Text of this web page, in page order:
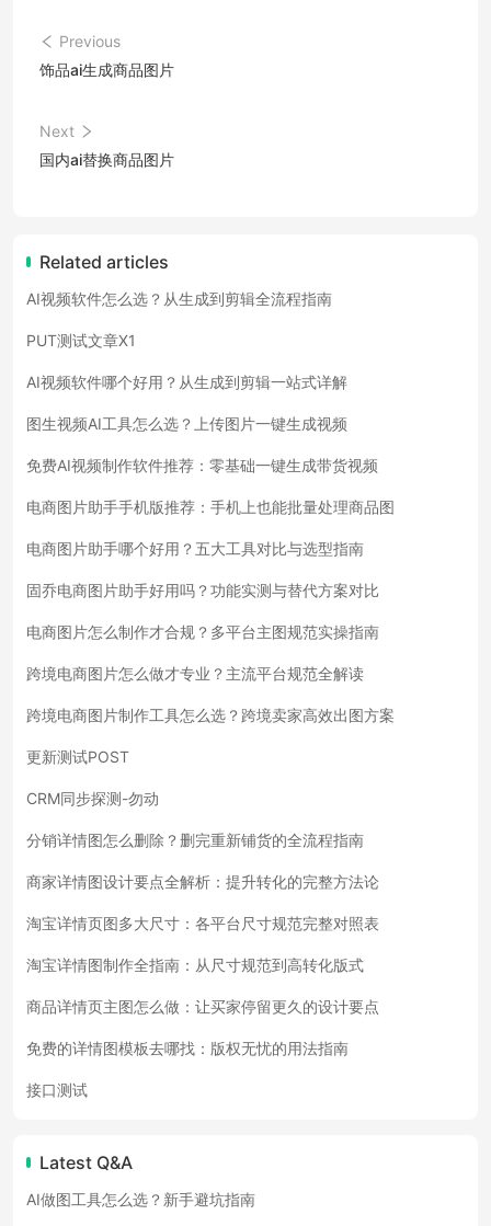
Previous
饰品ai生成商品图片
Next
国内ai替换商品图片
Related articles
AI视频软件怎么选？从生成到剪辑全流程指南
PUT测试文章X1
AI视频软件哪个好用？从生成到剪辑一站式详解
图生视频AI工具怎么选？上传图片一键生成视频
免费AI视频制作软件推荐：零基础一键生成带货视频
电商图片助手手机版推荐：手机上也能批量处理商品图
电商图片助手哪个好用？五大工具对比与选型指南
固乔电商图片助手好用吗？功能实测与替代方案对比
电商图片怎么制作才合规？多平台主图规范实操指南
跨境电商图片怎么做才专业？主流平台规范全解读
跨境电商图片制作工具怎么选？跨境卖家高效出图方案
更新测试POST
CRM同步探测-勿动
分销详情图怎么删除？删完重新铺货的全流程指南
商家详情图设计要点全解析：提升转化的完整方法论
淘宝详情页图多大尺寸：各平台尺寸规范完整对照表
淘宝详情图制作全指南：从尺寸规范到高转化版式
商品详情页主图怎么做：让买家停留更久的设计要点
免费的详情图模板去哪找：版权无忧的用法指南
接口测试
Latest Q&A
AI做图工具怎么选？新手避坑指南